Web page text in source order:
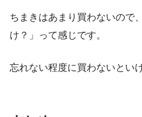
ちまきはあまり買わないので
け？」って感じです。
忘れない程度に買わないとい